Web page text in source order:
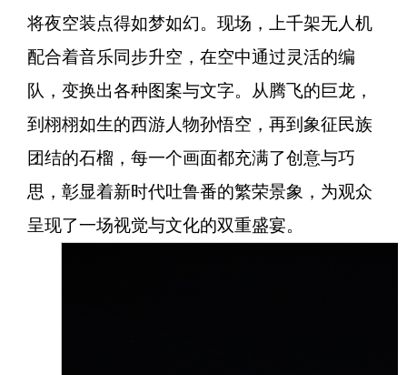
将夜空装点得如梦如幻。现场，上千架无人机
配合着音乐同步升空，在空中通过灵活的编
队，变换出各种图案与文字。从腾飞的巨龙，
到栩栩如生的西游人物孙悟空，再到象征民族
团结的石榴，每一个画面都充满了创意与巧
思，彰显着新时代吐鲁番的繁荣景象，为观众
呈现了一场视觉与文化的双重盛宴。